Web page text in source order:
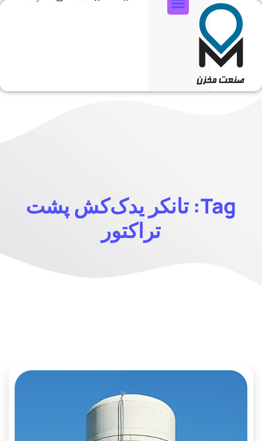
Tag: تانکر یدک‌کش پشت
تراکتور